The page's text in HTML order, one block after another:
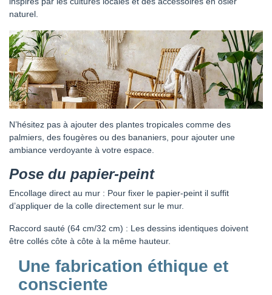
naturel.
N’hésitez pas à ajouter des plantes tropicales comme des
palmiers, des fougères ou des bananiers, pour ajouter une
ambiance verdoyante à votre espace.
Pose du papier-peint
Encollage direct au mur : Pour fixer le papier-peint il suffit
d’appliquer de la colle directement sur le mur.
Raccord sauté (64 cm/32 cm) : Les dessins identiques doivent
être collés côte à côte à la même hauteur.
Une fabrication éthique et
consciente